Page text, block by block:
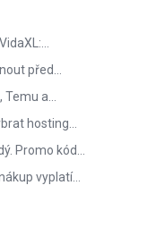
před…
Temu a…
hosting…
Promo kód…
vyplatí…